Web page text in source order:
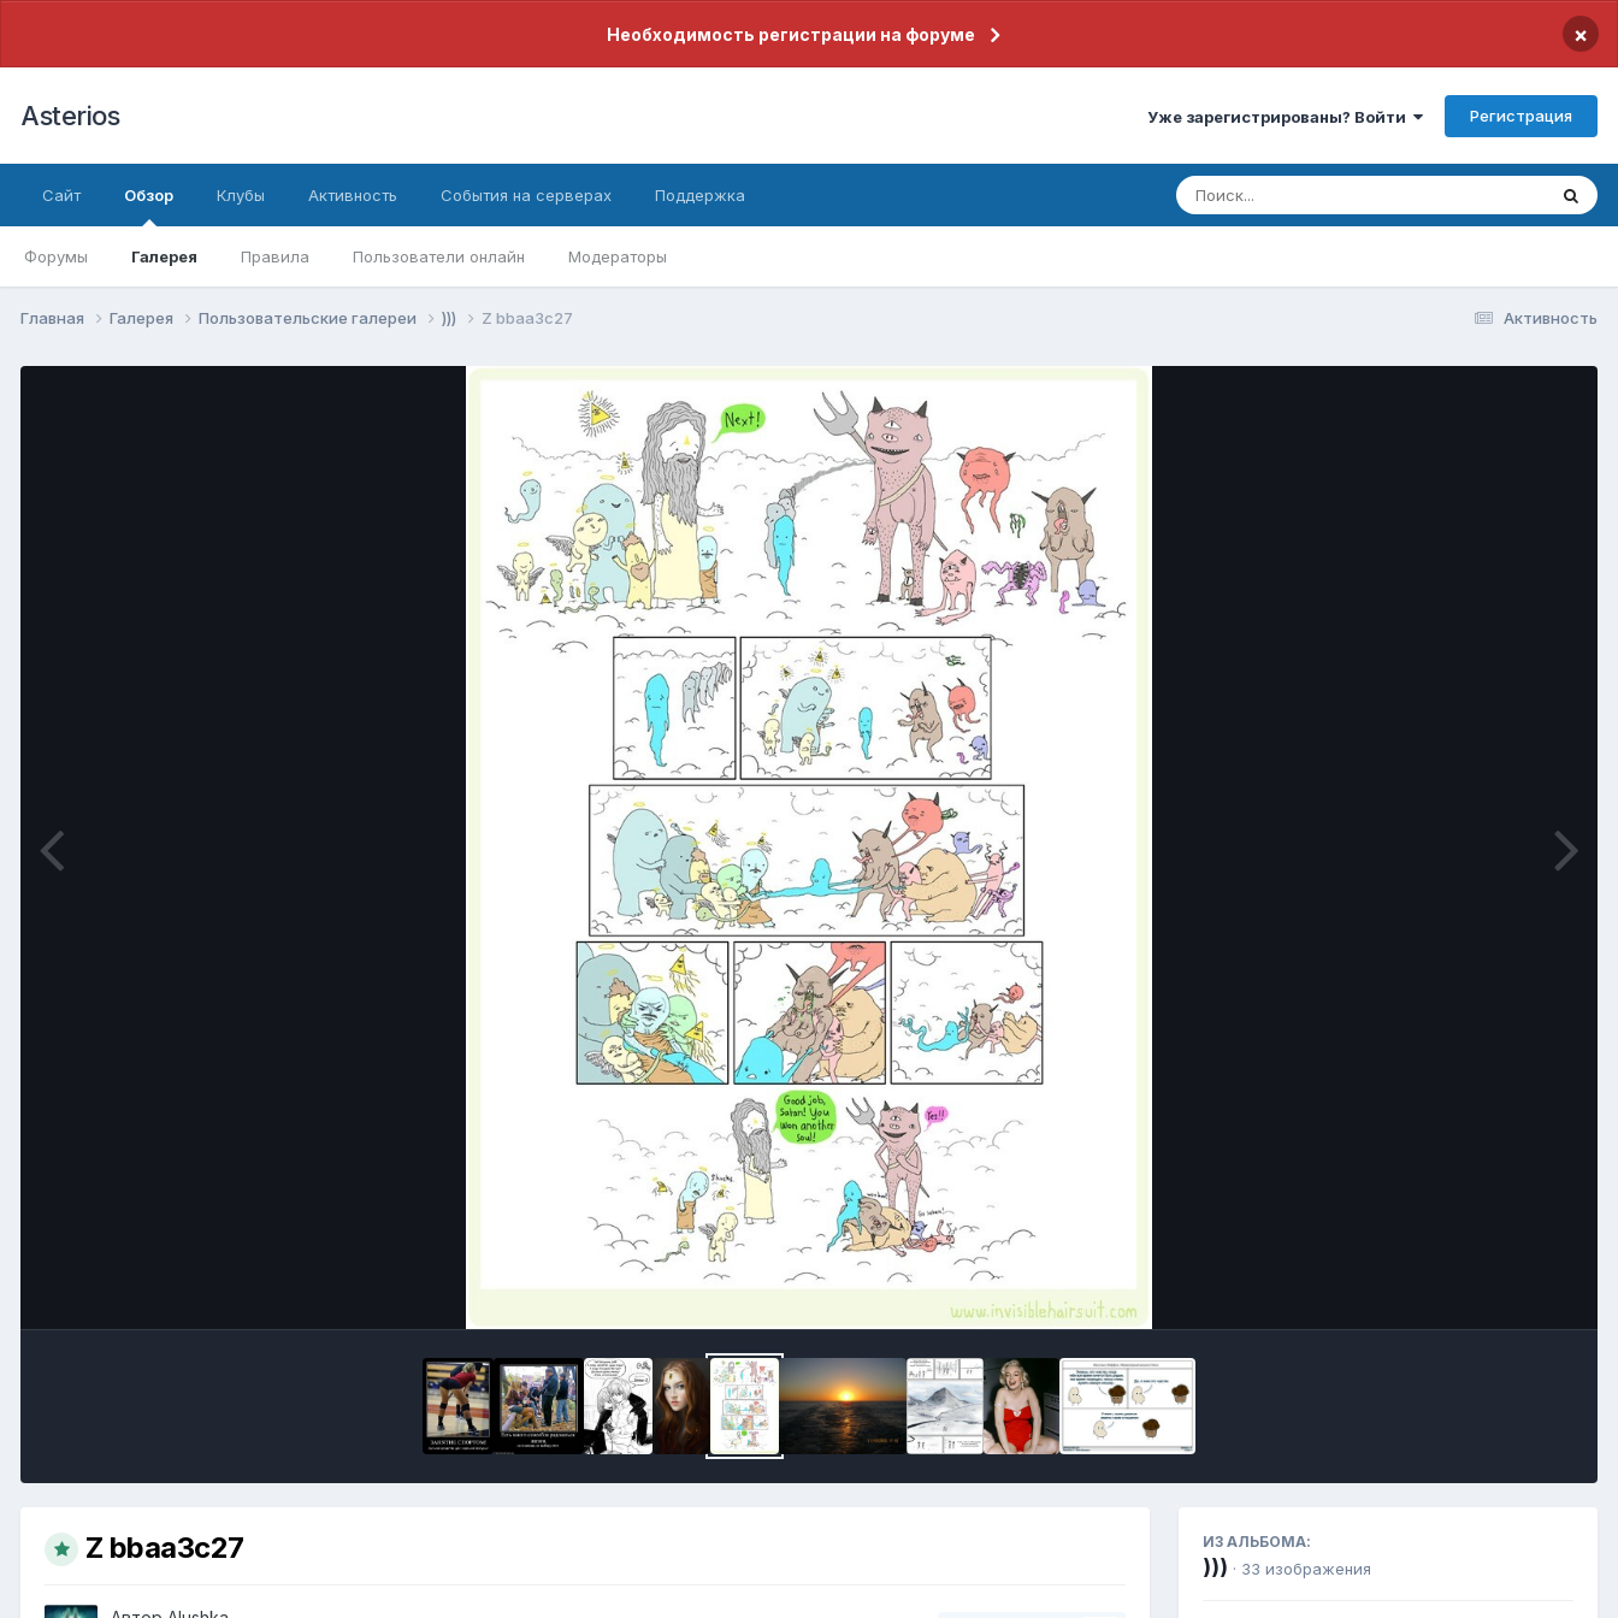
Необходимость регистрации на форуме ×
Asterios Уже зарегистрированы? Войти Регистрация
Сайт Обзор
Форумы Галерея Правила Пользователи онлайн Модераторы
Клубы Активность События на серверах Поддержка
Активность
Главная Галерея Пользовательские галереи ))) Z bbaa3c27
Z bbaa3c27 ИЗ АЛЬБОМА:
))) · 33 изображения